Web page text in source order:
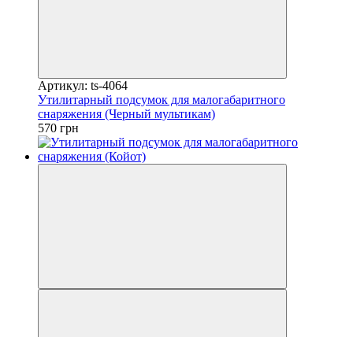
Артикул: ts-4064
Утилитарный подсумок для малогабаритного
снаряжения (Черный мультикам)
570 грн